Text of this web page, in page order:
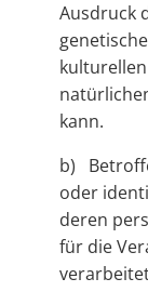
Ausdruck
kann.
b)
oder
deren
für die